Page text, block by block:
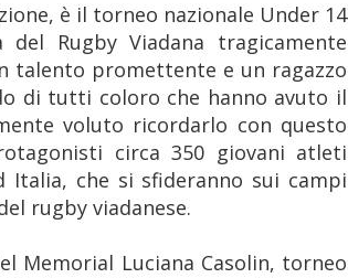
è il torneo nazionale Under 14
Rugby Viadana tragicamente
talento promettente e un ragazzo
di tutti coloro che hanno avuto il
voluto ricordarlo con questo
circa 350 giovani atleti
che si sfideranno sui campi
rugby viadanese.
Memorial Luciana Casolin, torneo